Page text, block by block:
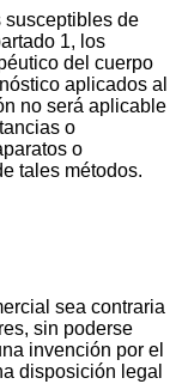
susceptibles de
1, los
del cuerpo
aplicados al
no será aplicable
o
o
tales métodos.
sea contraria
sin poderse
invención por el
disposición legal